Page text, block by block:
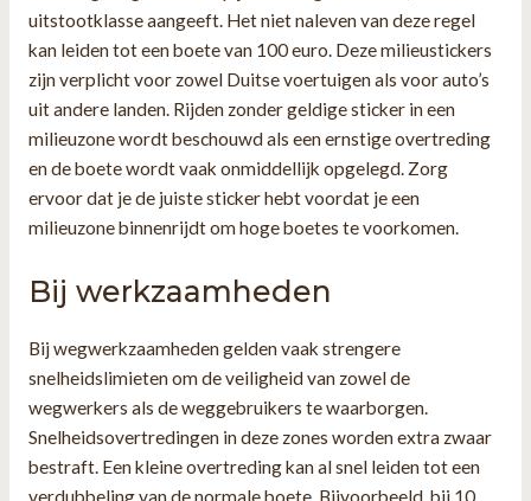
uitstootklasse aangeeft. Het niet naleven van deze regel
kan leiden tot een boete van 100 euro. Deze milieustickers
zijn verplicht voor zowel Duitse voertuigen als voor auto’s
uit andere landen. Rijden zonder geldige sticker in een
milieuzone wordt beschouwd als een ernstige overtreding
en de boete wordt vaak onmiddellijk opgelegd. Zorg
ervoor dat je de juiste sticker hebt voordat je een
milieuzone binnenrijdt om hoge boetes te voorkomen.
Bij werkzaamheden
Bij wegwerkzaamheden gelden vaak strengere
snelheidslimieten om de veiligheid van zowel de
wegwerkers als de weggebruikers te waarborgen.
Snelheidsovertredingen in deze zones worden extra zwaar
bestraft. Een kleine overtreding kan al snel leiden tot een
verdubbeling van de normale boete. Bijvoorbeeld, bij 10